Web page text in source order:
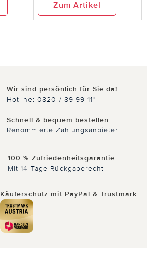
Zum Artikel
Wir sind persönlich für Sie da!
Hotline: 0820 / 89 99 11*
Schnell & bequem bestellen
Renommierte Zahlungsanbieter
100 % Zufriedenheitsgarantie
Mit 14 Tage Rückgaberecht
Käuferschutz mit PayPal & Trustmark